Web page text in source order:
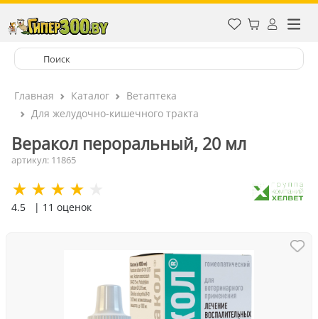
Главная Каталог
Ветаптека
Для желудочно-кишечного тракта
Веракол пероральный, 20 мл
артикул: 11865
4.5 | 11 оценок